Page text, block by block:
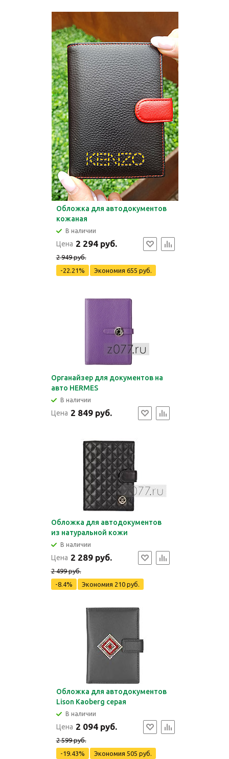
Обложка для автодокументов
кожаная
В наличии
Цена 2 294 руб.
2 949 руб.
-22.21%
Экономия 655 руб.
Органайзер для документов на
авто HERMES
В наличии
Цена 2 849 руб.
Обложка для автодокументов
из натуральной кожи
В наличии
Цена 2 289 руб.
2 499 руб.
-8.4%
Экономия 210 руб.
Обложка для автодокументов
Lison Kaoberg серая
В наличии
Цена 2 094 руб.
2 599 руб.
-19.43%
Экономия 505 руб.